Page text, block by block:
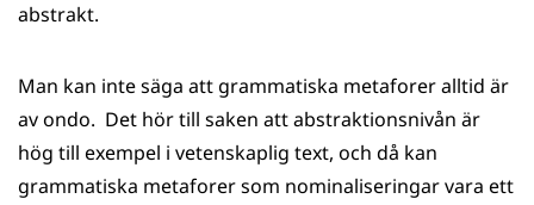
abstrakt.
Man kan inte säga att grammatiska metaforer alltid är
av ondo. Det hör till saken att abstraktionsnivån är
hög till exempel i vetenskaplig text, och då kan
grammatiska metaforer som nominaliseringar vara ett